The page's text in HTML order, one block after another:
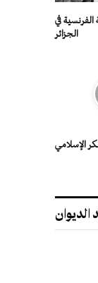
الفرنسية في
الجزائر
الإسلامي